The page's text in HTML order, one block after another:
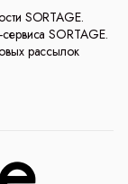
SORTAGE.
SORTAGE.
рассылок